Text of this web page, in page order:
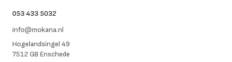
053 433 5032
info@mokana.nl
Hogelandsingel 49
7512 GB Enschede